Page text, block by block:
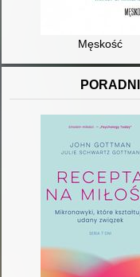
Męskość